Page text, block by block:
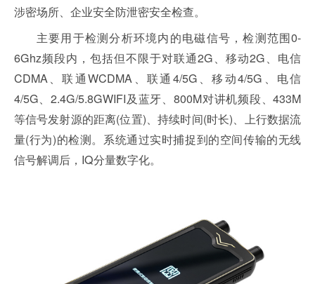
涉密场所、企业安全防泄密安全检查。
主要用于检测分析环境内的电磁信号，检测范围0-
6Ghz频段内，包括但不限于对联通2G、移动2G、电信
CDMA、联通WCDMA、联通4/5G、移动4/5G、电信
4/5G、2.4G/5.8GWIFI及蓝牙、800M对讲机频段、433M
等信号发射源的距离(位置)、持续时间(时长)、上行数据流
量(行为)的检测。系统通过实时捕捉到的空间传输的无线
信号解调后，IQ分量数字化。